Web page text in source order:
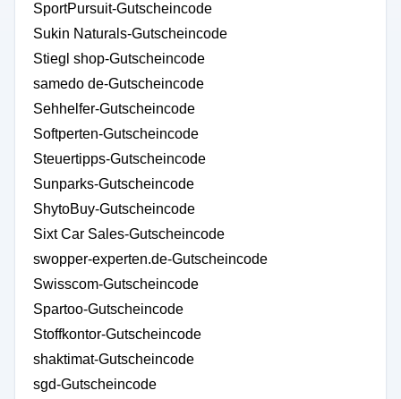
SportPursuit-Gutscheincode
Sukin Naturals-Gutscheincode
Stiegl shop-Gutscheincode
samedo de-Gutscheincode
Sehhelfer-Gutscheincode
Softperten-Gutscheincode
Steuertipps-Gutscheincode
Sunparks-Gutscheincode
ShytoBuy-Gutscheincode
Sixt Car Sales-Gutscheincode
swopper-experten.de-Gutscheincode
Swisscom-Gutscheincode
Spartoo-Gutscheincode
Stoffkontor-Gutscheincode
shaktimat-Gutscheincode
sgd-Gutscheincode